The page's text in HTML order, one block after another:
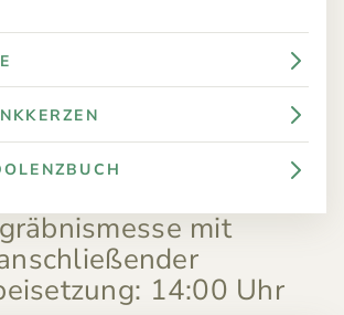
mit
: 14:00 Uhr